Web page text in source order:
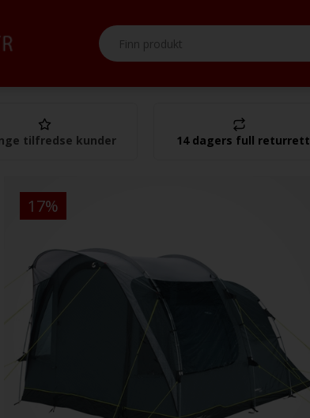
tilfredse kunder
14 dagers full returrett
17%